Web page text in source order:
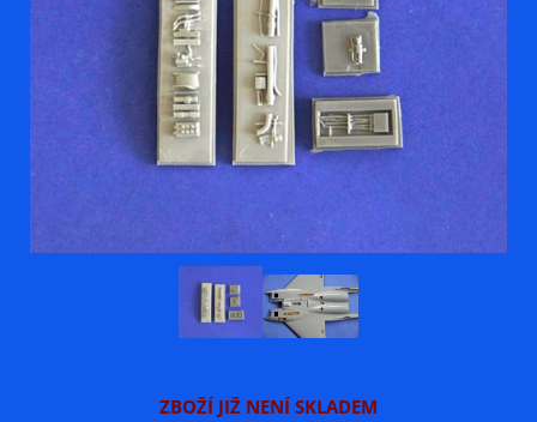
ZBOŽÍ JIŽ NENÍ SKLADEM